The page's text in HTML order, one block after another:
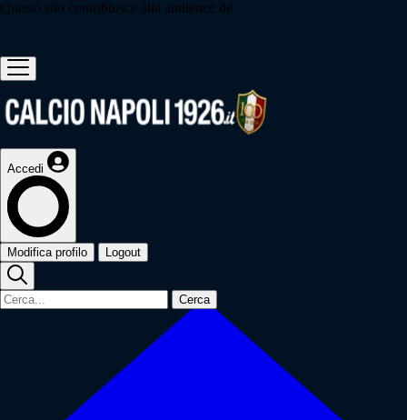
Questo sito contribuisce alla audience de
Accedi
Modifica profilo Logout
Cerca